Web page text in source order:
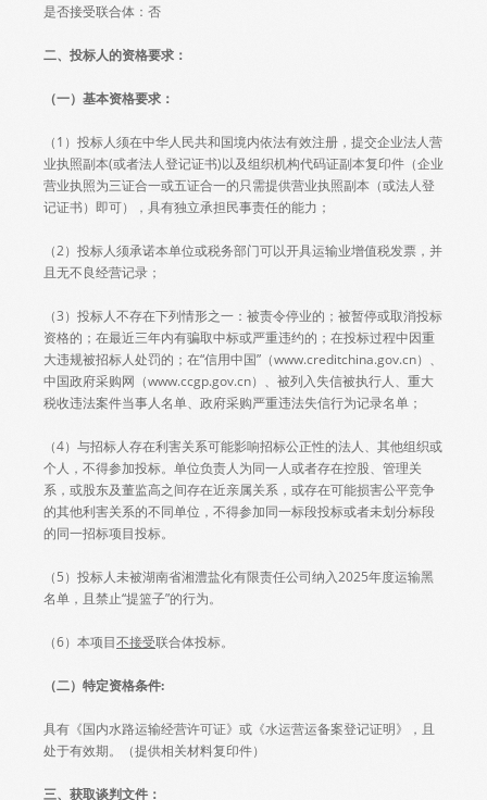
是否接受联合体：否
二、 投标人的资格要求：
（一） 基本资格要求：
（1）投标人须在中华人民共和国境内依法有效注册，提交企业法人营
业执照副本(或者法人登记证书)以及组织机构代码证副本复印件（企业
营业执照为三证合一或五证合一的只需提供营业执照副本（或法人登
记证书）即可），具有独立承担民事责任的能力；
（2）投标人须承诺本单位或税务部门可以开具运输业增值税发票，并
且无不良经营记录；
（3）投标人不存在下列情形之一：被责令停业的；被暂停或取消投标
资格的；在最近三年内有骗取中标或严重违约的；在投标过程中因重
大违规被招标人处罚的；在“信用中国”（www.creditchina.gov.cn）、
中国政府采购网（www.ccgp.gov.cn）、被列入失信被执行人、重大
税收违法案件当事人名单、政府采购严重违法失信行为记录名单；
（4）与招标人存在利害关系可能影响招标公正性的法人、其他组织或
个人，不得参加投标。单位负责人为同一人或者存在控股、管理关
系，或股东及董监高之间存在近亲属关系，或存在可能损害公平竞争
的其他利害关系的不同单位，不得参加同一标段投标或者未划分标段
的同一招标项目投标。
（5）投标人未被湖南省湘澧盐化有限责任公司纳入2025年度运输黑
名单，且禁止“提篮子”的行为。
（6）本项目不接受联合体投标。
（二）特定资格条件:
具有《国内水路运输经营许可证》或《水运营运备案登记证明》，且
处于有效期。（提供相关材料复印件）
三、获取谈判文件 ：